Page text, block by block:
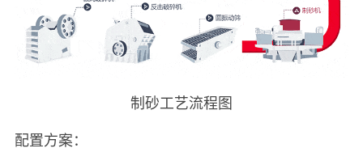
制砂工艺流程图
配置方案：